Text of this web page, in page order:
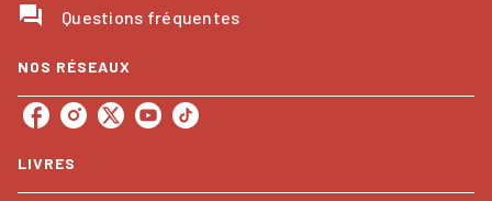
question_answer Questions fréquentes
NOS RÉSEAUX
LIVRES